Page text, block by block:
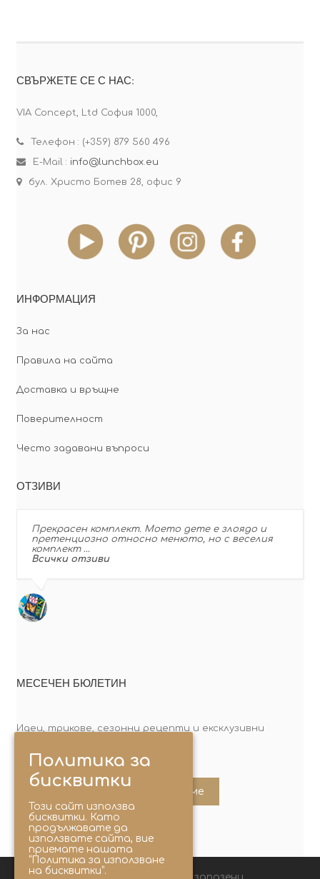
СВЪРЖЕТЕ СЕ С НАС:
VIA Concept, Ltd София 1000,
Телефон : (+359) 879 560 496
E-Mail : info@lunchbox.eu
бул. Христо Ботев 28, офис 9
ИНФОРМАЦИЯ
За нас
Правила на сайта
Доставка и връщне
Поверителност
Често задавани въпроси
ОТЗИВИ
Прекрасен комплект. Моето дете е злоядо и
претенциозно относно менюто, но с веселия
комплект …
Всички отзиви
МЕСЕЧЕН БЮЛЕТИН
Идеи, трикове, сезонни рецепти и ексклузивни
Абонирайте ме
Политика за
бисквитки
Този сайт използва
бисквитки. Като
продължавате да
използвате сайта, вие
приемате нашата
“Политика за използване
на бисквитки”.